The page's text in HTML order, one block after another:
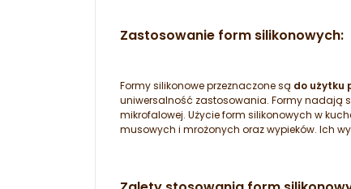
Zastosowanie form silikonowych:
Formy silikonowe przeznaczone są do użytku
uniwersalność zastosowania. Formy nadają
mikrofalowej. Użycie form silikonowych w
musowych i mrożonych oraz wypieków. Ich